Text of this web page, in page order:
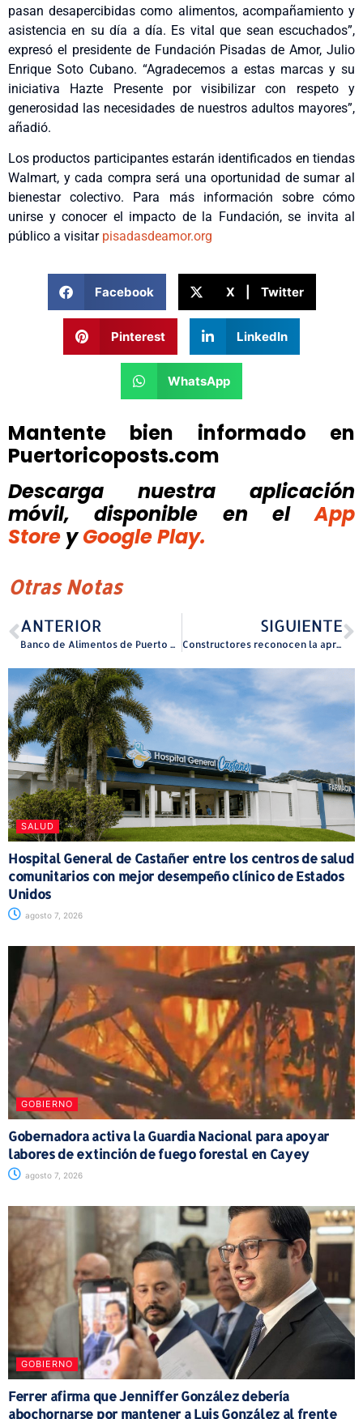
pasan desapercibidas como alimentos, acompañamiento y
asistencia en su día a día. Es vital que sean escuchados”,
expresó el presidente de Fundación Pisadas de Amor, Julio
Enrique Soto Cubano. “Agradecemos a estas marcas y su
iniciativa Hazte Presente por visibilizar con respeto y
generosidad las necesidades de nuestros adultos mayores”,
añadió.
Los productos participantes estarán identificados en tiendas
Walmart, y cada compra será una oportunidad de sumar al
bienestar colectivo. Para más información sobre cómo
unirse y conocer el impacto de la Fundación, se invita al
público a visitar pisadasdeamor.org
Facebook X | Twitter
Pinterest LinkedIn
WhatsApp
Mantente bien informado en
Puertoricoposts.com
Descarga nuestra aplicación
móvil, disponible
en el
App
Store y Google Play.
Otras Notas
ANTERIOR
Banco de Alimentos de Puerto Rico amplía acceso a alimentos nutritivos en Santa Isabel y Juana Díaz con apoyo del Fondo Bayer
SIGUIENTE
Constructores reconocen la aprobación de las Leyes 100 y 101 de 2025 como avances importantes para atender necesidad imperante de vivienda en la isla
SALUD
Hospital General de Castañer entre los centros de salud
comunitarios con mejor desempeño clínico de Estados
Unidos
agosto 7, 2026
GOBIERNO
Gobernadora activa la Guardia Nacional para apoyar
labores de extinción de fuego forestal en Cayey
agosto 7, 2026
GOBIERNO
Ferrer afirma que Jenniffer González debería
abochornarse por mantener a Luis González al frente